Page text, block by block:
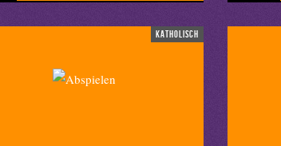
katholisch